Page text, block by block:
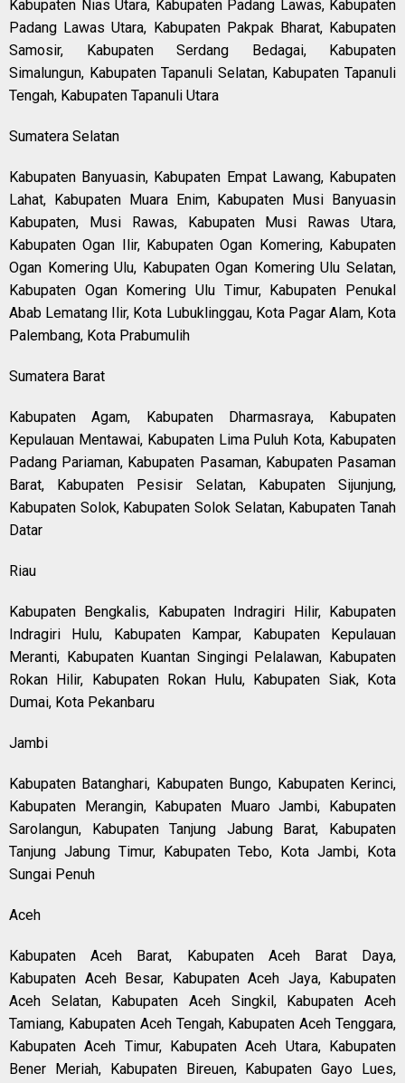
Kabupaten Nias Utara, Kabupaten Padang Lawas, Kabupaten
Padang Lawas Utara, Kabupaten Pakpak Bharat, Kabupaten
Samosir, Kabupaten Serdang Bedagai, Kabupaten
Simalungun, Kabupaten Tapanuli Selatan, Kabupaten Tapanuli
Tengah, Kabupaten Tapanuli Utara
Sumatera Selatan
Kabupaten Banyuasin, Kabupaten Empat Lawang, Kabupaten
Lahat, Kabupaten Muara Enim, Kabupaten Musi Banyuasin
Kabupaten, Musi Rawas, Kabupaten Musi Rawas Utara,
Kabupaten Ogan Ilir, Kabupaten Ogan Komering, Kabupaten
Ogan Komering Ulu, Kabupaten Ogan Komering Ulu Selatan,
Kabupaten Ogan Komering Ulu Timur, Kabupaten Penukal
Abab Lematang Ilir, Kota Lubuklinggau, Kota Pagar Alam, Kota
Palembang, Kota Prabumulih
Sumatera Barat
Kabupaten Agam, Kabupaten Dharmasraya, Kabupaten
Kepulauan Mentawai, Kabupaten Lima Puluh Kota, Kabupaten
Padang Pariaman, Kabupaten Pasaman, Kabupaten Pasaman
Barat, Kabupaten Pesisir Selatan, Kabupaten Sijunjung,
Kabupaten Solok, Kabupaten Solok Selatan, Kabupaten Tanah
Datar
Riau
Kabupaten Bengkalis, Kabupaten Indragiri Hilir, Kabupaten
Indragiri Hulu, Kabupaten Kampar, Kabupaten Kepulauan
Meranti, Kabupaten Kuantan Singingi Pelalawan, Kabupaten
Rokan Hilir, Kabupaten Rokan Hulu, Kabupaten Siak, Kota
Dumai, Kota Pekanbaru
Jambi
Kabupaten Batanghari, Kabupaten Bungo, Kabupaten Kerinci,
Kabupaten Merangin, Kabupaten Muaro Jambi, Kabupaten
Sarolangun, Kabupaten Tanjung Jabung Barat, Kabupaten
Tanjung Jabung Timur, Kabupaten Tebo, Kota Jambi, Kota
Sungai Penuh
Aceh
Kabupaten Aceh Barat, Kabupaten Aceh Barat Daya,
Kabupaten Aceh Besar, Kabupaten Aceh Jaya, Kabupaten
Aceh Selatan, Kabupaten Aceh Singkil, Kabupaten Aceh
Tamiang, Kabupaten Aceh Tengah, Kabupaten Aceh Tenggara,
Kabupaten Aceh Timur, Kabupaten Aceh Utara, Kabupaten
Bener Meriah, Kabupaten Bireuen, Kabupaten Gayo Lues,